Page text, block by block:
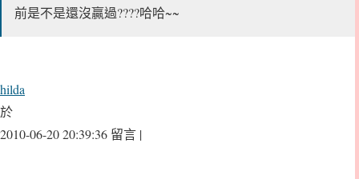
前是不是還沒贏過????哈哈~~
hilda
於
2010-06-20 20:39:36 留言 |